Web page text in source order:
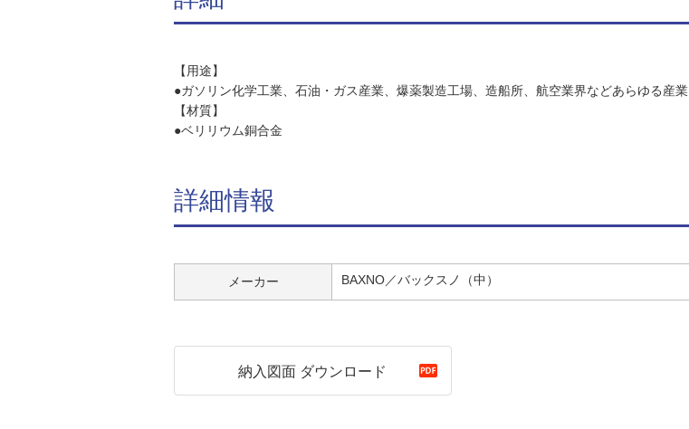
【用途】
●ガソリン化学工業、石油・ガス産業、爆薬製造工場、造船所、航空業界などあらゆる産業
【材質】
●ベリリウム銅合金
詳細情報
メーカー BAXNO／バックスノ（中）
納入図面 ダウンロード